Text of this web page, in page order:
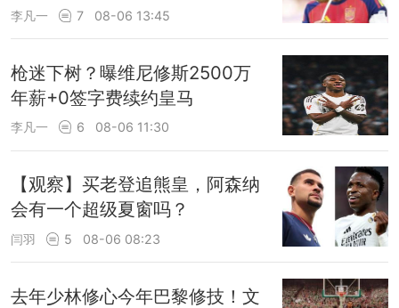
李凡一 7 08-06 13:45
枪迷下树？曝维尼修斯2500万
年薪+0签字费续约皇马
李凡一 6 08-06 11:30
【观察】买老登追熊皇，阿森纳
会有一个超级夏窗吗？
闫羽 5 08-06 08:23
去年少林修心今年巴黎修技！文